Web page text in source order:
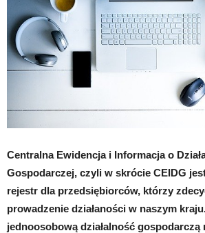
Centralna Ewidencja i Informacja o
Gospodarczej, czyli w skrócie CEIDG
rejestr dla przedsiębiorców, którzy
prowadzenie działaności w naszym
jednoosobową działalność gospodarczą